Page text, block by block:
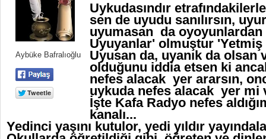
Aybüke Bafralıoğlu
Uykudasındır
sen de uyudu sanılırsın,
uyumasan da
Uyuyanlar' olmuştur
Uyusan da, uyanık da olsan
olduğunu iddia etsen ki
nefes alacak yer ararsın,
uykuda nefes alacak yer mi
İşte Kafa Radyo nefes
kanalı...
Yedinci yaşını kutulor, yedi yıldır